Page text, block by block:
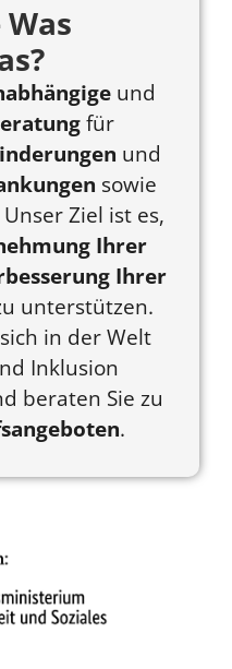
Was
und
für
und
sowie
Unser Ziel ist es,
Ihrer
Ihrer
unterstützen.
in der Welt
Inklusion
beraten Sie zu
.